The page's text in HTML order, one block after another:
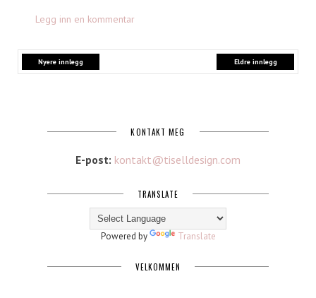
Legg inn en kommentar
Nyere innlegg Eldre innlegg
KONTAKT MEG
E-post: kontakt@tiselldesign.com
TRANSLATE
Powered by Translate
VELKOMMEN